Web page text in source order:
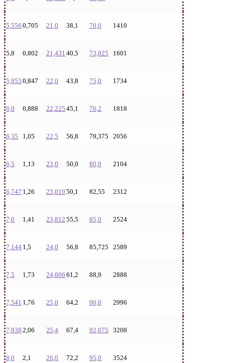
5,556 0,705 21,0 38,1 70,0 1410
5,8 0,802 21,431 40,5 73,025 1601
5,953 0,847 22,0 43,8 75,0 1734
6,0 0,888 22,225 45,1 76,2 1818
6,35 1,05 22,5 56,8 79,375 2056
6,5 1,13 23,0 50,0 80,0 2104
6,747 1,26 23,019 50,1 82,55 2312
7,0 1,41 23,812 55,5 85,0 2524
7,144 1,5 24,0 56,8 85,725 2589
7,5 1,73 24,606 61,2 88,9 2888
7,541 1,76 25,0 64,2 90,0 2996
7,938 2,06 25,4 67,4 92,075 3208
8,0 2,1 26,0 72,2 95,0 3524